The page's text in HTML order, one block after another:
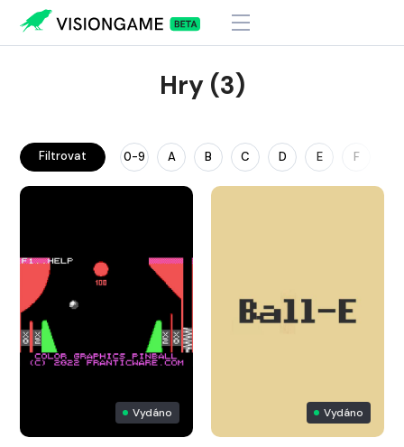
Hry (3)
Filtrovat 0-9 A B C D E F
Vydáno Vydáno